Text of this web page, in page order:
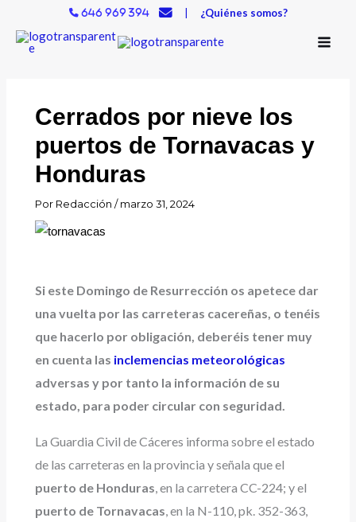
contenido
646 969 394 | ¿Quiénes somos?
Cerrados por nieve los
puertos de Tornavacas y
Honduras
Por Redacción/marzo 31, 2024
Si este Domingo de Resurrección os apetece dar
una vuelta por las carreteras cacereñas, o tenéis
que hacerlo por obligación, deberéis tener muy
en cuenta las inclemencias meteorológicas
adversas y por tanto la información de su
estado, para poder circular con seguridad.
La Guardia Civil de Cáceres informa sobre el estado
de las carreteras en la provincia y señala que el
puerto de Honduras , en la carretera CC-224; y el
puerto de Tornavacas , en la N-110, pk. 352-363,